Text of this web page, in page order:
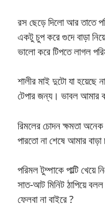
রস ছেড়ে দিলো আর তাতে
একটু চুপ করে গুদে বাড়া
ভালো করে টিপতে লাগল
শালীর মাই দুটো যা হয়েছে
টেপার জন্য। ভাবল আমার
রিমলের চোদন ক্ষমতা অনেক
পারতো না শেষে আমার
পরিমল টুম্পাকে পাল্টি খেয়ে
সাত-আট মিনিট ঠাপিয়ে
ফেলবা না বাইরে ?